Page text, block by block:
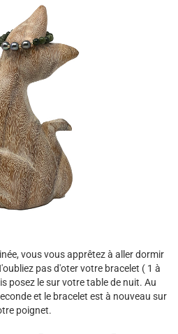
vous vous apprêtez à aller dormir
pas d'oter votre bracelet ( 1 à
posez le sur votre table de nuit. Au
et le bracelet est à nouveau sur
poignet.